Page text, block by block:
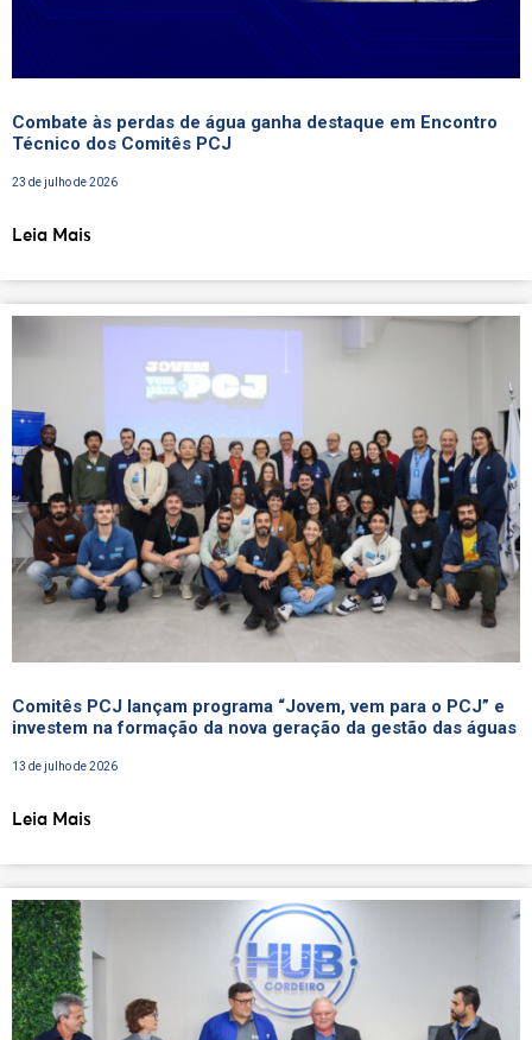
Combate às perdas de água ganha destaque em Encontro
Técnico dos Comitês PCJ
23 de julho de 2026
Leia Mais
Comitês PCJ lançam programa “Jovem, vem para o PCJ” e
investem na formação da nova geração da gestão das águas
13 de julho de 2026
Leia Mais